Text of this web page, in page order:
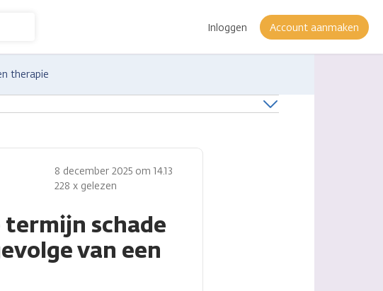
Inloggen Account aanmaken
therapie
termijn schade
van een
8 december 2025 om 14.13
228 x gelezen